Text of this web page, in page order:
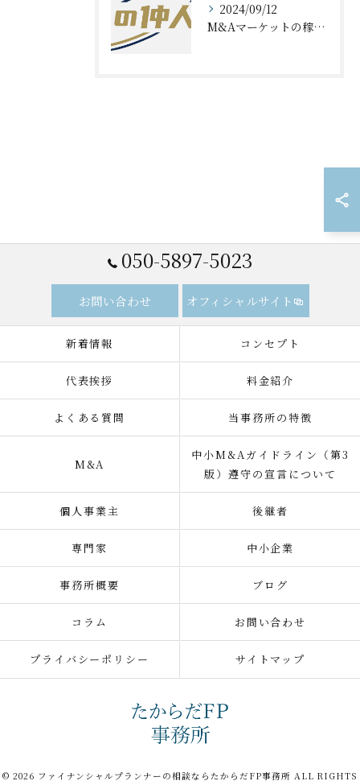
2024/09/12
M&Aマーケットの稼ぎ方セミナー開催のご案内
050-5897-5023
お問い合わせ オフィシャルサイト
新着情報 コンセプト
代表挨拶 料金紹介
よくある質問 当事務所の特徴
M&A
中小M&Aガイドライン（第3
版）遵守の宣言について
個人事業主 後継者
専門家 中小企業
事務所概要 ブログ
コラム お問い合わせ
プライバシーポリシー サイトマップ
© 2026 ファイナンシャルプランナーの相談ならたからだFP事務所 ALL RIGHTS